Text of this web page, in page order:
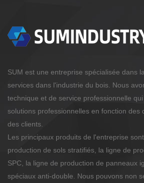
SUM est une entreprise spécialisée dans
services dans l'industrie du bois. Nous
technique et de service professionnelle
solutions professionnelles en fonction des
des clients.
Les principaux produits de l'entreprise
production de sols stratifiés, la ligne de
SPC, la ligne de production de panneaux
spéciaux anti-double. Nous pouvons non